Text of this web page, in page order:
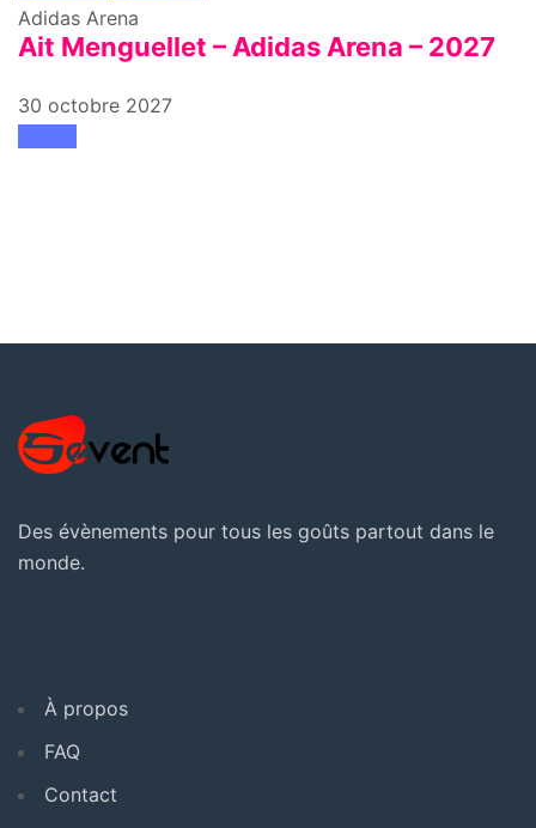
Adidas Arena
Ait Menguellet – Adidas Arena – 2027
30 octobre 2027
Des évènements pour tous les goûts partout dans le
monde.
À propos
FAQ
Contact